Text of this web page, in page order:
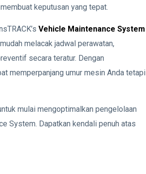
keputusan yang tepat.
Vehicle Maintenance System
melacak jadwal perawatan,
secara teratur. Dengan
memperpanjang umur mesin Anda tetapi
mulai mengoptimalkan pengelolaan
System. Dapatkan kendali penuh atas